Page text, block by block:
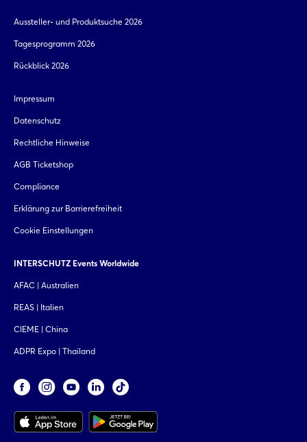
Aussteller- und Produktsuche 2026
Tagesprogramm 2026
Rückblick 2026
Impressum
Datenschutz
Rechtliche Hinweise
AGB Ticketshop
Compliance
Erklärung zur Barrierefreiheit
Cookie Einstellungen
INTERSCHUTZ Events Worldwide
AFAC | Australien
REAS | Italien
CIEME | China
ADPR Expo | Thailand